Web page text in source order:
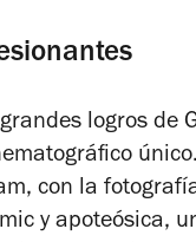
logros de
con la
y apoteósica,